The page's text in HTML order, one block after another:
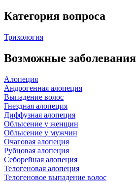
Категория вопроса
Трихология
Возможные заболевания
Алопеция
Андрогенная алопеция
Выпадение волос
Гнездная алопеция
Диффузная алопеция
Облысение у женщин
Облысение у мужчин
Очаговая алопеция
Рубцовая алопеция
Себорейная алопеция
Телогеновая алопеция
Телогеновое выпадение волос